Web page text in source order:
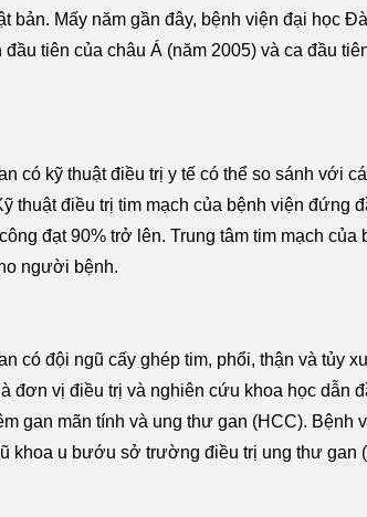
bản. Mấy năm gần đây, bệnh viện đại học
tiên của châu Á (năm 2005) và ca đầu
có kỹ thuật điều trị y tế có thể so sánh với
thuật điều trị tim mạch của bệnh viện đứng
đạt 90% trở lên. Trung tâm tim mạch
người bệnh.
có đội ngũ cấy ghép tim, phổi, thận và tủy
đơn vị điều trị và nghiên cứu khoa học dẫn
gan mãn tính và ung thư gan (HCC).
khoa u bướu sở trường điều trị ung thư gan